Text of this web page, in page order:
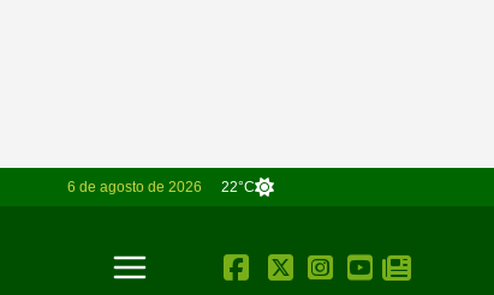
6 de agosto de 2026 22°C
Toggle navigation